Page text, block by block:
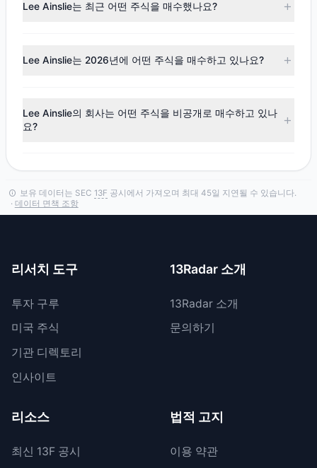
Lee Ainslie는 최근 어떤 주식을 매수했나요?
장 많이 매수한 종목은LIN입니다. 전체 거래 내역은Lee
에서 확인하세요.
Lee Ainslie는 2026년에 어떤 주식을 매수하고 있나요?
늘렸습니다.
Lee Ainslie의 회사는 어떤 주식을 비공개로 매수하고 있나
요?
일시적 비공개를 허용하는 기밀 처리를 요청할 수 있습니다.
보유 데이터는 SEC 13F 공시에서 가져오며 최대 45일 지연될 수 있습니다.
· 데이터 면책 조항
리서치 도구
투자 구루
미국 주식
기관 디렉토리
인사이트
13Radar 소개
13Radar 소개
문의하기
리소스
최신 13F 공시
법적 고지
이용 약관